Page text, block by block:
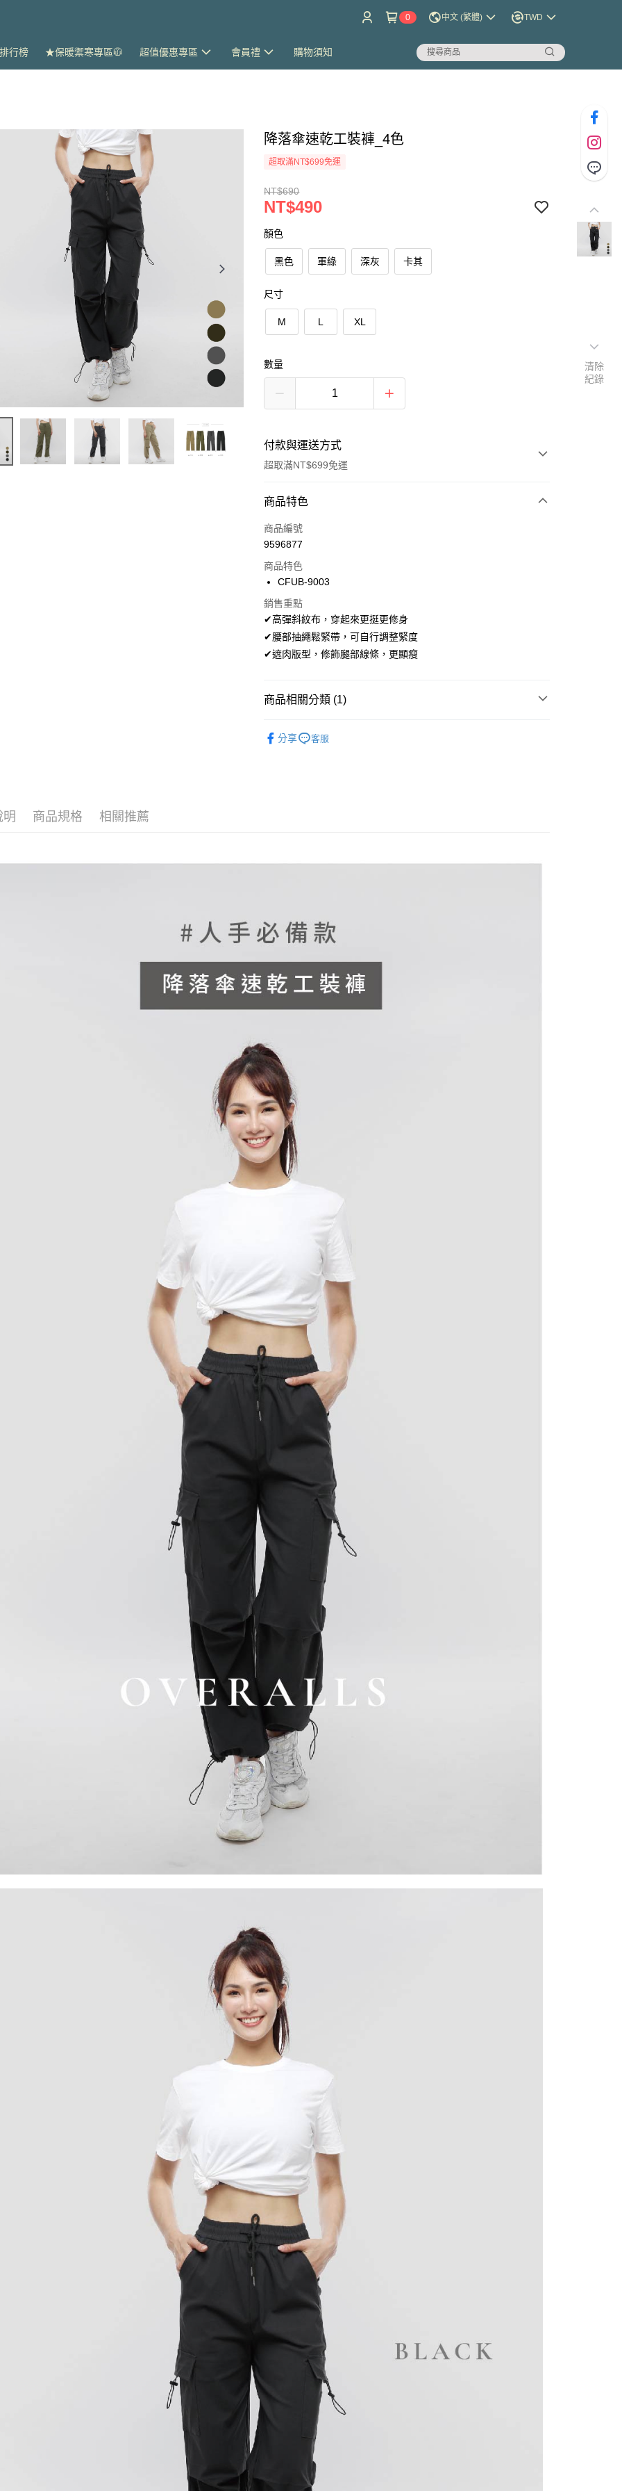
0 中文 (繁體) TWD
行榜 ★保暖禦寒專區🧥 超值優惠專區 會員禮 購物須知
降落傘速乾工裝褲_4色
超取滿NT$699免運
NT$690
NT$490
顏色
黑色 軍綠 深灰 卡其
尺寸
M L XL
數量
付款與運送方式
超取滿NT$699免運
付款方式
信用卡一次付款
LINE Pay
Apple Pay
悠遊付
新竹物流/郵局
商品特色
商品編號
9596877
商品特色
CFUB-9003
銷售重點
✔高彈斜紋布，穿起來更挺更修身
✔腰部抽繩鬆緊帶，可自行調整緊度
✔遮肉版型，修飾腿部線條，更顯瘦
商品相關分類 (1)
分享
客服
明 商品規格 相關推薦
清除
紀錄